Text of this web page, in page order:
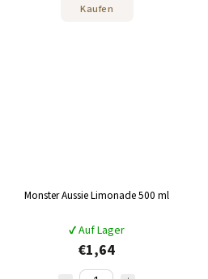
Kaufen
Monster Aussie Limonade 500 ml
✔ Auf Lager
€1,64